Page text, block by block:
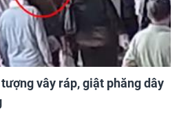
vây ráp, giật phăng dây